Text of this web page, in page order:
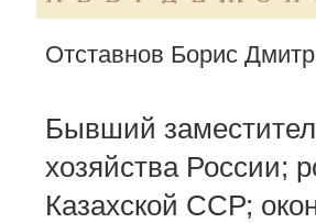
Отставнов Борис
Бывший
хозяйства России;
Казахской ССР;